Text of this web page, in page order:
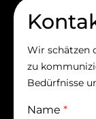
Wir schätzen
zu
Bedürfnisse
Name *